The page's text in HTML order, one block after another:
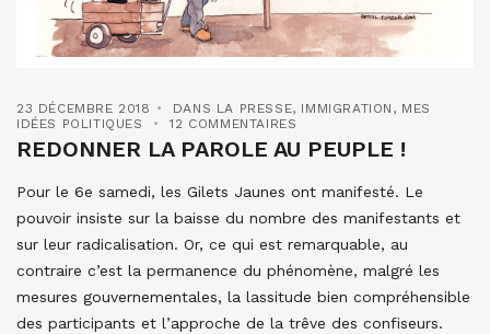
23 DÉCEMBRE 2018 DANS LA PRESSE, IMMIGRATION , MES
IDÉES POLITIQUES
12 COMMENTAIRES
REDONNER LA PAROLE AU PEUPLE !
Pour le 6e samedi, les Gilets Jaunes ont manifesté. Le
pouvoir insiste sur la baisse du nombre des manifestants et
sur leur radicalisation. Or, ce qui est remarquable, au
contraire c’est la permanence du phénomène, malgré les
mesures gouvernementales, la lassitude bien compréhensible
des participants et l’approche de la trêve des confiseurs.